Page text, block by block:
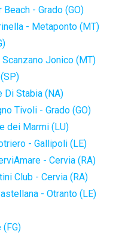
Beach - Grado (GO)
- Metaponto (MT)
Jonico (MT)
Di Stabia (NA)
Tivoli - Grado (GO)
dei Marmi (LU)
- Gallipoli (LE)
- Cervia (RA)
Club - Cervia (RA)
- Otranto (LE)
(FG)